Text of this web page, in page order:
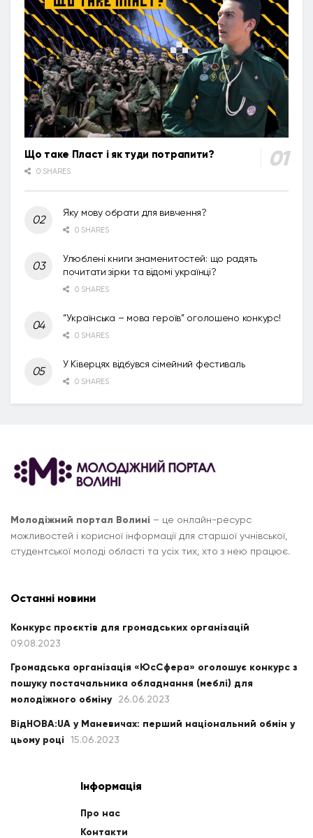
Що таке Пласт і як туди потрапити?
0 SHARES
Яку мову обрати для вивчення?
0 SHARES
Улюблені книги знаменитостей: що радять
почитати зірки та відомі українці?
0 SHARES
“Українська – мова героїв” оголошено конкурс!
0 SHARES
У Ківерцях відбувся сімейний фестиваль
0 SHARES
Молодіжний портал Волині – це онлайн-ресурс
можливостей і корисної інформації для старшої учнівської,
студентської молоді області та усіх тих, хто з нею працює.
Останні новини
Конкурс проєктів для громадських організацій
09.08.2023
Громадська організація «ЮсСфера» оголошує конкурс з
пошуку постачальника обладнання (меблі) для
молодіжного обміну
26.06.2023
ВідНОВА:UA у Маневичах: перший національний обмін у
цьому році
15.06.2023
Інформація
Про нас
Контакти